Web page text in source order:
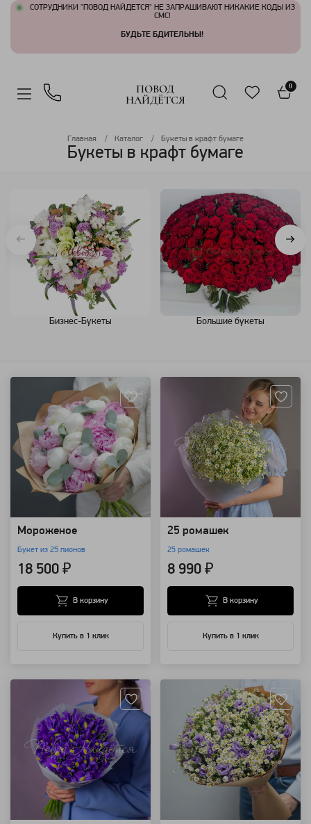
СОТРУДНИКИ "ПОВОД НАЙДЕТСЯ" НЕ ЗАПРАШИВАЮТ НИКАКИЕ КОДЫ ИЗ
СМС!
БУДЬТЕ БДИТЕЛЬНЫ!
ПОВОД
НАЙДЁТСЯ
0
Главная Каталог Букеты в крафт бумаге
Букеты в крафт бумаге
Бизнес-Букеты Большие букеты
Мороженое
Букет из 25 пионов
18 500 ₽
Купить в 1 клик
В корзину
25 ромашек
25 ромашек
8 990 ₽
Купить в 1 клик
В корзину